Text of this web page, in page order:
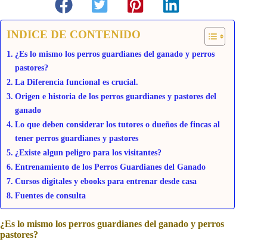
INDICE DE CONTENIDO
¿Es lo mismo los perros guardianes del ganado y perros
pastores?
La Diferencia funcional es crucial.
Origen e historia de los perros guardianes y pastores del
ganado
Lo que deben considerar los tutores o dueños de fincas al
tener perros guardianes y pastores
¿Existe algun peligro para los visitantes?
Entrenamiento de los Perros Guardianes del Ganado
Cursos digitales y ebooks para entrenar desde casa
Fuentes de consulta
¿Es lo mismo los perros guardianes del ganado y perros
pastores?